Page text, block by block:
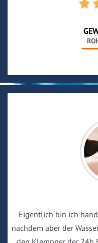
Eigentlich bin ich
nachdem aber der